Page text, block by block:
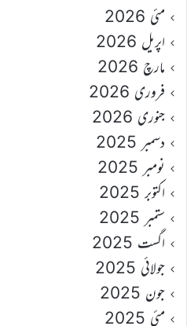
مئی 2026
اپریل 2026
مارچ 2026
فروری 2026
جنوری 2026
دسمبر 2025
نومبر 2025
اکتوبر 2025
ستمبر 2025
اگست 2025
جولائی 2025
جون 2025
مئی 2025